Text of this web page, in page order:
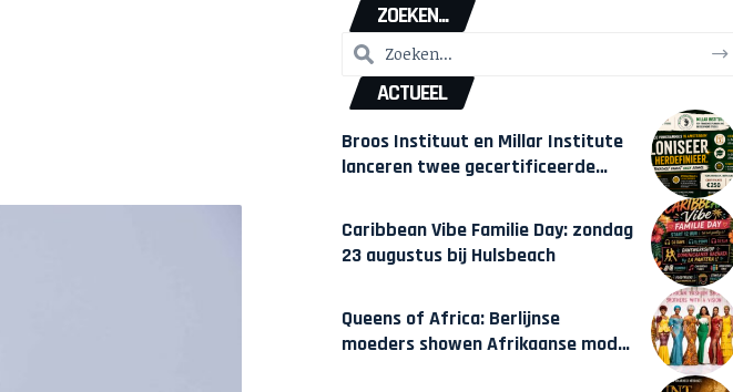
ZOEKEN...
ACTUEEL
Broos Instituut en Millar Institute
lanceren twee gecertificeerde
Amsterdam
Caribbean Vibe Familie Day: zondag
23 augustus bij Hulsbeach
Queens of Africa: Berlijnse
moeders showen Afrikaanse mode